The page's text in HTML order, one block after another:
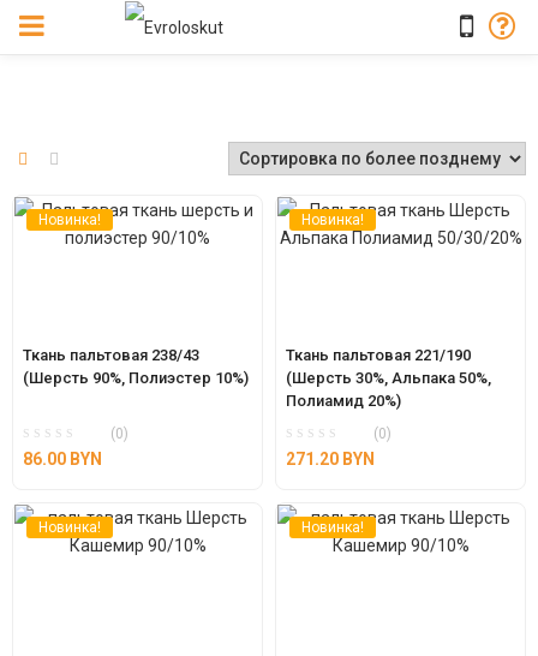
Новинка!
Ткань пальтовая 238/43
(Шерсть 90%, Полиэстер 10%)
(0)
86.00 BYN
Новинка!
Ткань пальтовая 221/190
(Шерсть 30%, Альпака 50%,
Полиамид 20%)
(0)
271.20 BYN
Новинка! Новинка!